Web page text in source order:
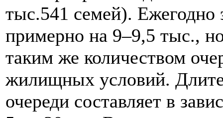
тыс.541 семей). Ежегодно
примерно на 9–9,5 тыс.,
таким же количеством
жилищных условий.
очереди составляет в